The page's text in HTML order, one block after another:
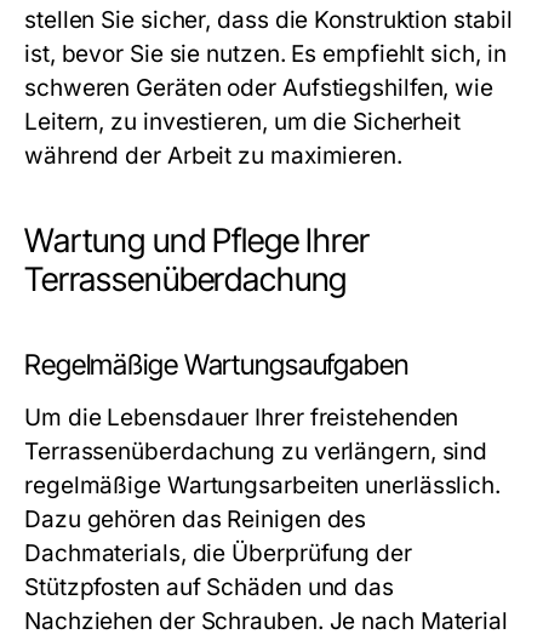
stellen Sie sicher, dass die Konstruktion stabil
ist, bevor Sie sie nutzen. Es empfiehlt sich, in
schweren Geräten oder Aufstiegshilfen, wie
Leitern, zu investieren, um die Sicherheit
während der Arbeit zu maximieren.
Wartung und Pflege Ihrer
Terrassenüberdachung
Regelmäßige Wartungsaufgaben
Um die Lebensdauer Ihrer freistehenden
Terrassenüberdachung zu verlängern, sind
regelmäßige Wartungsarbeiten unerlässlich.
Dazu gehören das Reinigen des
Dachmaterials, die Überprüfung der
Stützpfosten auf Schäden und das
Nachziehen der Schrauben. Je nach Material